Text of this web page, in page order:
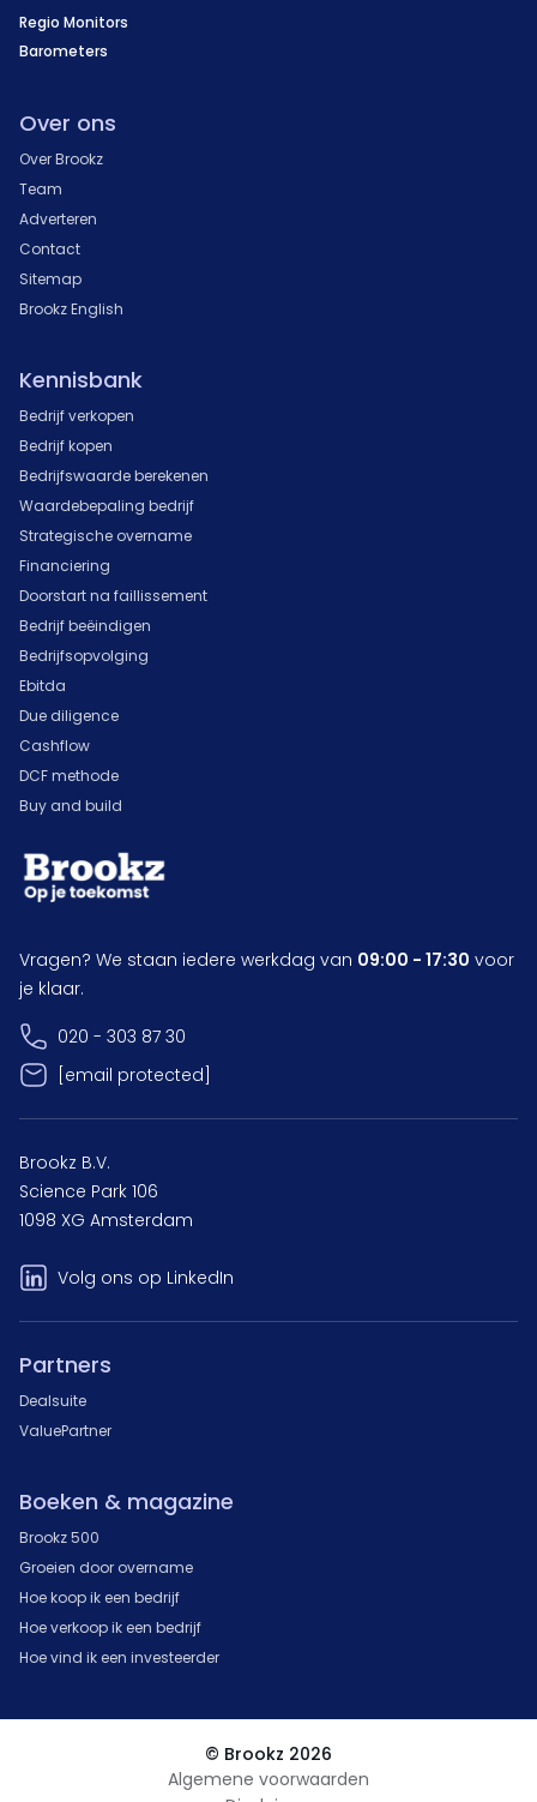
Regio Monitors
Barometers
Over ons
Over Brookz
Team
Adverteren
Contact
Sitemap
Brookz English
Kennisbank
Bedrijf verkopen
Bedrijf kopen
Bedrijfswaarde berekenen
Waardebepaling bedrijf
Strategische overname
Financiering
Doorstart na faillissement
Bedrijf beëindigen
Bedrijfsopvolging
Ebitda
Due diligence
Cashflow
DCF methode
Buy and build
Vragen? We staan iedere werkdag van 09:00 - 17:30 voor
je klaar.
020 - 303 87 30
[email protected]
Brookz B.V.
Science Park 106
1098 XG Amsterdam
Volg ons op LinkedIn
Partners
Dealsuite
ValuePartner
Boeken & magazine
Brookz 500
Groeien door overname
Hoe koop ik een bedrijf
Hoe verkoop ik een bedrijf
Hoe vind ik een investeerder
© Brookz 2026
Algemene voorwaarden